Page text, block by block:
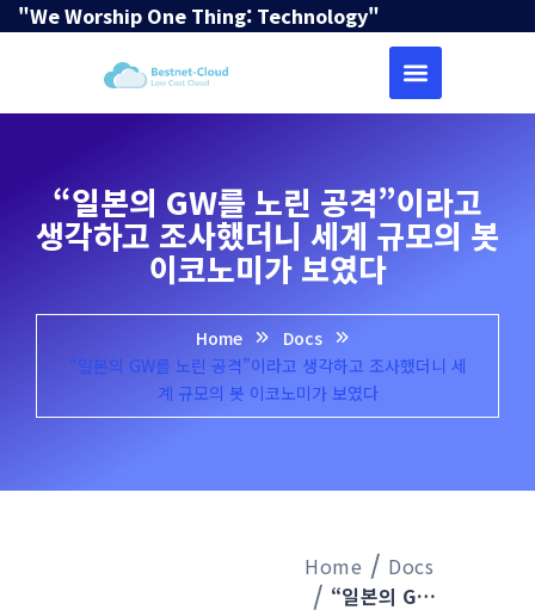
"We Worship One Thing: Technology"
“일본의 GW를 노린 공격”이라고
생각하고 조사했더니 세계 규모의 봇
이코노미가 보였다
Home
Docs
“일본의 GW를 노린 공격”이라고 생각하고 조사했더니 세
계 규모의 봇 이코노미가 보였다
Home
Docs
“일본의 GW를 노린 공격”이라고 생각하고 조사했더니 세계 규모의 봇 이코노미가 보였다